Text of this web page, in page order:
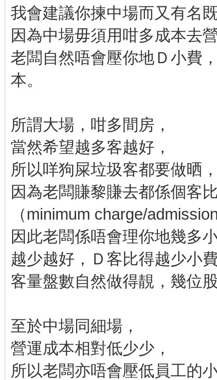
我會建議你揀中場而又有名
因為中場毋須用咁多成本去
老闆自然唔會壓你地Ｄ小費
本。
所謂大場，咁多間房，
當然希望越多客越好，
所以咩狗屎垃圾客都要做晒
因為老闆賺黎賺去都係個客
（minimum charge/
因此老闆係唔會理你地幾多
越少越好，Ｄ客比得越少小
客量盤數自然做得靚，幾位
至於中場同細場，
營運成本相對低少少，
所以老闆亦唔會壓低員工的